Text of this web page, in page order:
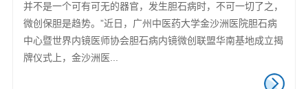
并不是一个可有可无的器官，发生胆石病时，不可一切了之，
微创保胆是趋势。”近日，广州中医药大学金沙洲医院胆石病
中心暨世界内镜医师协会胆石病内镜微创联盟华南基地成立揭
牌仪式上，金沙洲医...